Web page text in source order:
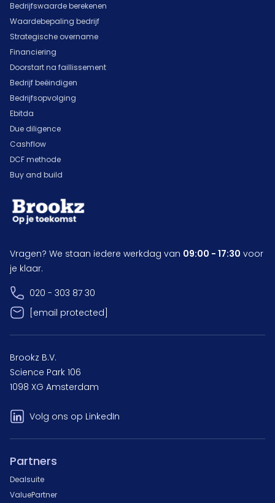
Bedrijfswaarde berekenen
Waardebepaling bedrijf
Strategische overname
Financiering
Doorstart na faillissement
Bedrijf beëindigen
Bedrijfsopvolging
Ebitda
Due diligence
Cashflow
DCF methode
Buy and build
Vragen? We staan iedere werkdag van 09:00 - 17:30 voor
je klaar.
020 - 303 87 30
[email protected]
Brookz B.V.
Science Park 106
1098 XG Amsterdam
Volg ons op LinkedIn
Partners
Dealsuite
ValuePartner